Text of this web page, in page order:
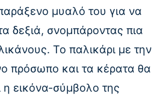
μυαλό του για να
δεξιά, σνομπάροντας πια
Το παλικάρι με την
πρόσωπο και τα κέρατα θα
η εικόνα-σύμβολο της